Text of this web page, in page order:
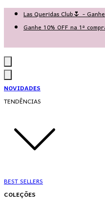
Las Queridas Club🌷 -
Ganhe 10% OFF na 1ª
NOVIDADES
TENDÊNCIAS
BEST SELLERS
COLEÇÕES